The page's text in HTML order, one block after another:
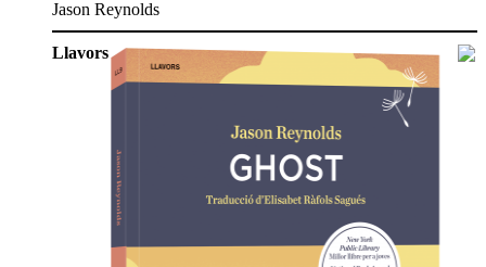
Jason Reynolds
Llavors